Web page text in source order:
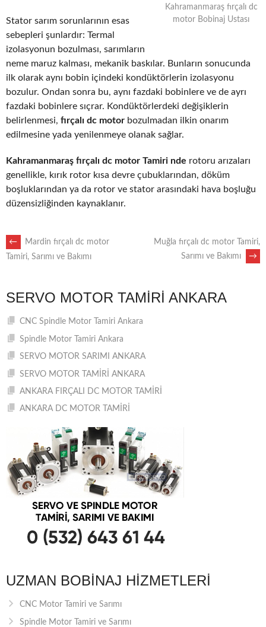
Kahramanmaraş fırçalı dc
motor Bobinaj Ustası
Stator sarım sorunlarının esas
sebepleri şunlardır: Termal
izolasyonun bozulması, sarımların
neme maruz kalması, mekanik baskılar. Bunların sonucunda
ilk olarak aynı bobin içindeki kondüktörlerin izolasyonu
bozulur. Ondan sonra bu, aynı fazdaki bobinlere ve de ayrı
fazdaki bobinlere sıçrar. Kondüktörlerdeki değişiklerin
belirlenmesi, fırçalı dc motor bozulmadan ilkin onarım
edilmesine yada yenilenmeye olanak sağlar.
Kahramanmaraş fırçalı dc motor Tamiri nde rotoru arızaları
genellikle, kırık rotor kısa devre çubuklarından, döküm
boşluklarından ya da rotor ve stator arasındaki hava boşluğu
düzensizliğinden kaynaklanır.
POST
←
Mardin fırçalı dc motor
Tamiri, Sarımı ve Bakımı
Muğla fırçalı dc motor Tamiri,
Sarımı ve Bakımı
→
SERVO MOTOR TAMIRI ANKARA
CNC Spindle Motor Tamiri Ankara
Spindle Motor Tamiri Ankara
SERVO MOTOR SARIMI ANKARA
SERVO MOTOR TAMİRİ ANKARA
ANKARA FIRÇALI DC MOTOR TAMİRİ
ANKARA DC MOTOR TAMİRİ
UZMAN BOBINAJ HIZMETLERI
CNC Motor Tamiri ve Sarımı
Spindle Motor Tamiri ve Sarımı